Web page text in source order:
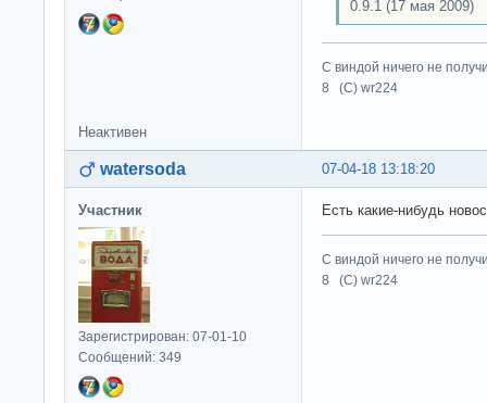
0.9.1 (17 мая 2009)
С виндой ничего не
8 (C) wr224
Неактивен
07-04-18 13:18:20
watersoda
Участник
Зарегистрирован: 07-01-10
Сообщений: 349
Есть какие-нибудь
С виндой ничего не
8 (C) wr224